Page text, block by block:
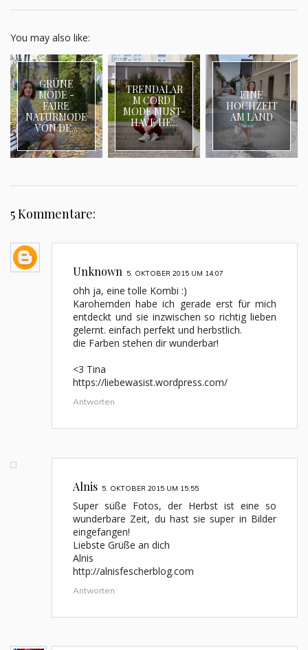
You may also like:
GRÜNE
MODE -
FAIRE
NATURMODE
VON DE...
TRENDALAR
M CORD |
MODE MUST-
HAVE HE...
EINE
HOCHZEIT
AM LAND
5 Kommentare:
Unknown 5. OKTOBER 2015 UM 14:07
ohh ja, eine tolle Kombi :)
Karohemden habe ich gerade erst für mich
entdeckt und sie inzwischen so richtig lieben
gelernt. einfach perfekt und herbstlich.
die Farben stehen dir wunderbar!
<3 Tina
https://liebewasist.wordpress.com/
Antworten
Alnis 5. OKTOBER 2015 UM 15:55
Super süße Fotos, der Herbst ist eine so
wunderbare Zeit, du hast sie super in Bilder
eingefangen!
Liebste Grüße an dich
Alnis
http://alnisfescherblog.com
Antworten